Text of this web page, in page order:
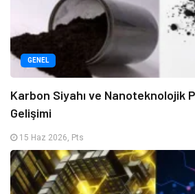
GENEL
Karbon Siyahı ve Nanoteknolojik
Gelişimi
15 Haz 2026, Pts